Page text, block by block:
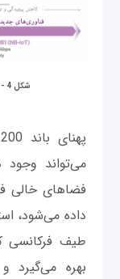
شکل 4 - مقیاس‌پذیری LTE در مقابل نیازهای مختلف​
فضاهای خالی